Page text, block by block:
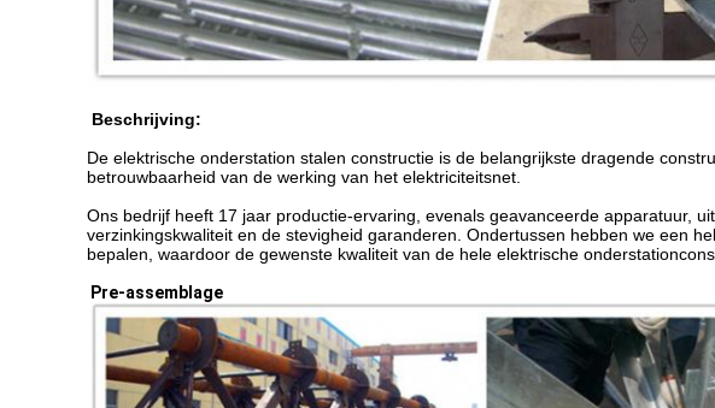
Beschrijving:
De elektrische onderstation stalen constructie is de belangrijkste dragende
betrouwbaarheid van de werking van het elektriciteitsnet.
Ons bedrijf heeft 17 jaar productie-ervaring, evenals geavanceerde apparatuur,
verzinkingskwaliteit en de stevigheid garanderen. Ondertussen hebben we een
bepalen, waardoor de gewenste kwaliteit van de hele elektrische
Pre-assemblage